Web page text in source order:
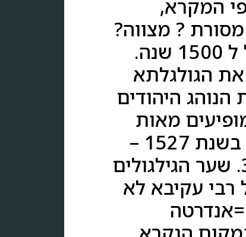
המקרא,
? מצווה?
העלייה לקברי צדיקים היא תופעה המתקיימת כבר מעל ל 1500 שנה.
הגולגלתא
היהודים
3 ספרים בהם מופיעים מאות
קברי צדיקים שאליהם עולים לרגל והם: 1. מסעות משה בשנת 1527 –
נכתב על ידי משה בסולא. קברי אבות וצדיקים -1537. 3. שער הגילגולים
בשנת 1570 . קברו של רבי עקיבא לא